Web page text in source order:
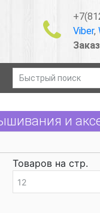
Viber,
и
Товаров на стр.